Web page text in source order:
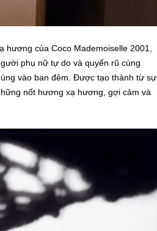
của Coco Mademoiselle 2001,
phụ nữ tự do và quyến rũ cùng
vào ban đêm. Được tạo thành từ sự
nốt hương xạ hương, gợi cảm và